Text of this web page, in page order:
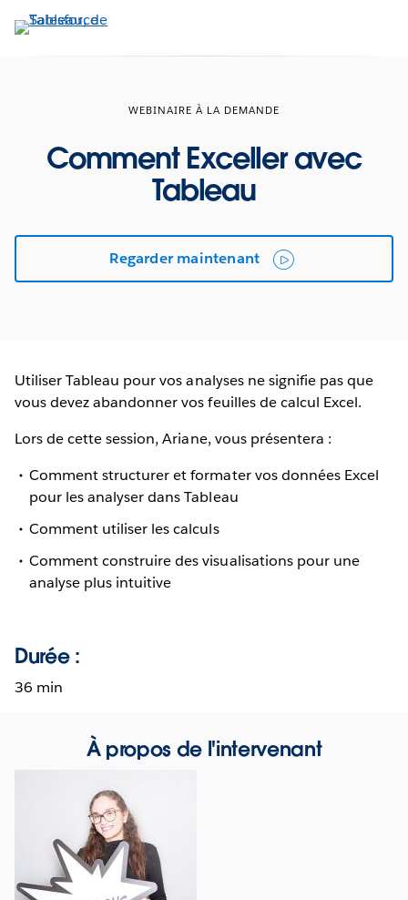
Aller
au
WEBINAIRE À LA DEMANDE
Comment Exceller avec
Tableau
Regarder maintenant
Utiliser Tableau pour vos analyses ne signifie pas que
vous devez abandonner vos feuilles de calcul Excel.
Lors de cette session, Ariane, vous présentera :
Comment structurer et formater vos données Excel
pour les analyser dans Tableau
Comment utiliser les calculs
Comment construire des visualisations pour une
analyse plus intuitive
Durée :
36 min
À propos de l'intervenant